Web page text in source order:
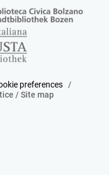
preferences
/
/ Site map